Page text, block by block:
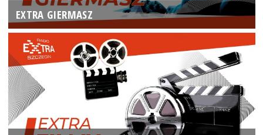
EXTRA GIERMASZ